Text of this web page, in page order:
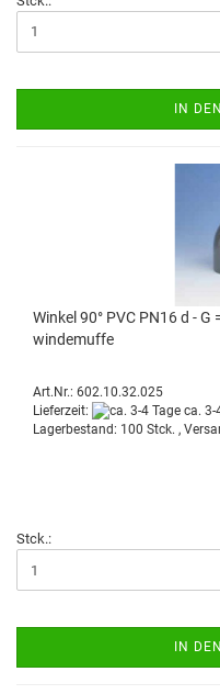
IN
Win­kel 90° PVC PN16 d -
win­de­muf­fe
Art.Nr.: 602.10.32.025
Lieferzeit:
ca. 3-
Lagerbestand: 100 Stck. ,
Stck.:
IN